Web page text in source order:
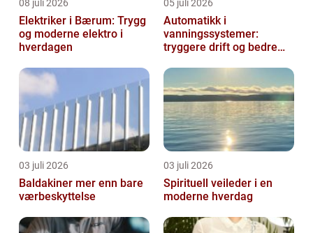
08 juli 2026
Elektriker i Bærum: Trygg
og moderne elektro i
hverdagen
05 juli 2026
Automatikk i
vanningssystemer:
tryggere drift og bedre
03 juli 2026
Baldakiner mer enn bare
værbeskyttelse
03 juli 2026
Spirituell veileder i en
moderne hverdag